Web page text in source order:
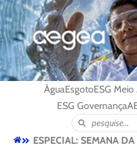
ÁguaEsgotoESG
ESG Governança
ESPECIAL: SEMANA